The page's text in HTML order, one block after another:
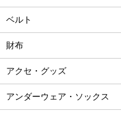
ベルト
財布
アクセ・グッズ
アンダーウェア・ソックス